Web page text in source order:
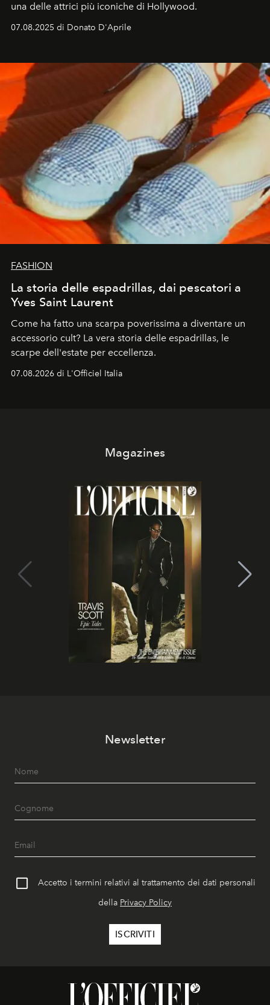
una delle attrici più iconiche di Hollywood.
07.08.2025 di Donato D'Aprile
FASHION
La storia delle espadrillas, dai pescatori a
Yves Saint Laurent
Come ha fatto una scarpa poverissima a diventare un
accessorio cult? La vera storia delle espadrillas, le
scarpe dell'estate per eccellenza.
07.08.2026 di L'Officiel Italia
Magazines
Newsletter
Accetto i termini relativi al trattamento dei dati personali
della Privacy Policy